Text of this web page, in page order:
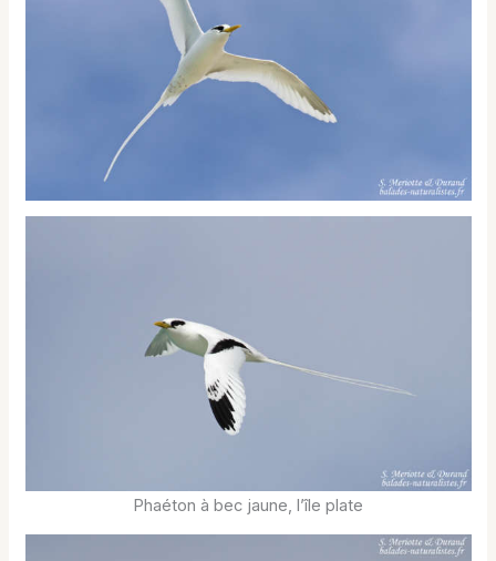
Phaéton à bec jaune, l’île plate